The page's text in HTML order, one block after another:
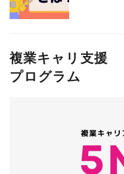
複業キャリ支援
プログラム